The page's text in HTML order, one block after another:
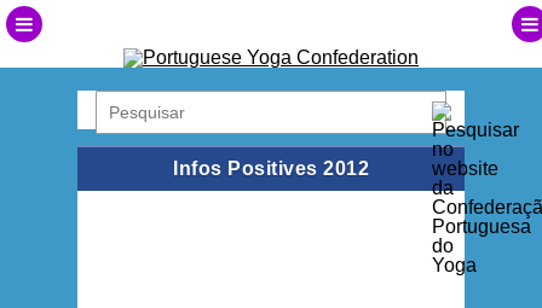
Infos Positives 2012